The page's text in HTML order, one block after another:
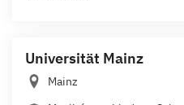
Universität Mainz
Mainz